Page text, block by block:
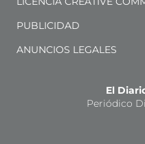
PUBLICIDAD
ANUNCIOS LEGALES
El
Periódico